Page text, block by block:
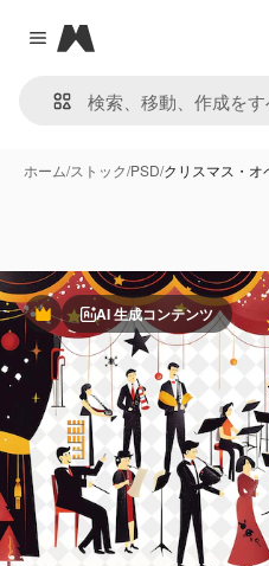
Close menu
Magnific
ホーム/ストック/PSD/クリスマス・
PremiumAI 生成コンテンツ